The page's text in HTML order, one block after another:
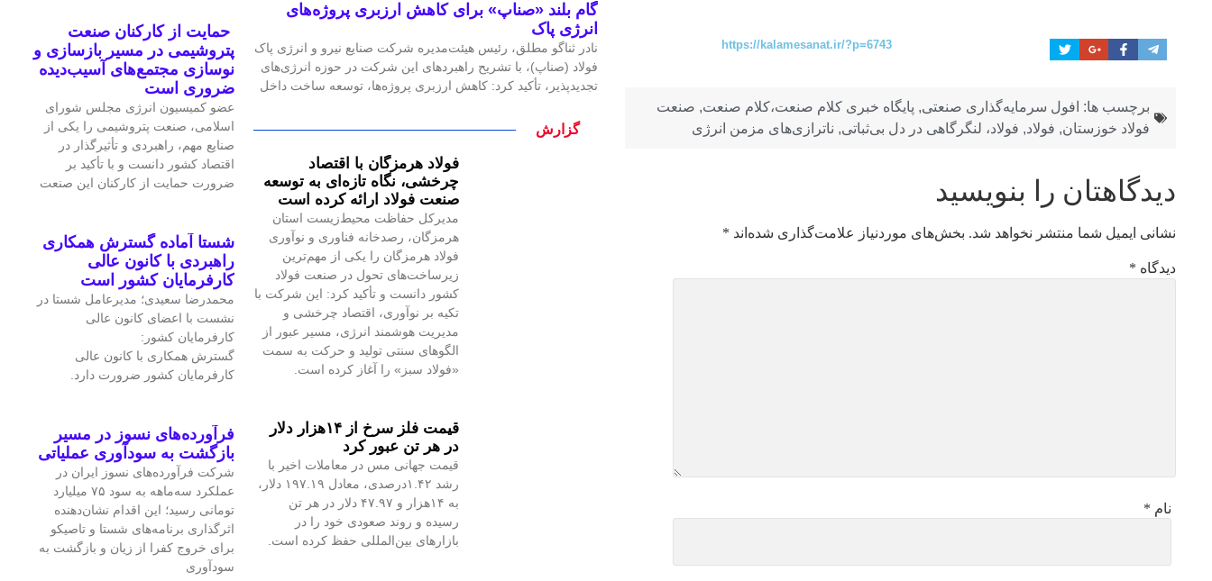
https://kalamesanat.ir/?p=6743
برچسب ها: افول سرمایه‌گذاری صنعتی, پایگاه خبری کلام صنعت،کلام صنعت, صنعت
فولاد خوزستان, فولاد, فولاد، لنگرگاهی در دل بی‌ثباتی, ناترازی‌های مزمن انرژی
دیدگاهتان را بنویسید
نشانی ایمیل شما منتشر نخواهد شد. بخش‌های موردنیاز علامت‌گذاری شده‌اند *
دیدگاه *
نام *
گام بلند «صناپ» برای کاهش ارزبری پروژه‌های
انرژی پاک
نادر ثناگو مطلق، رئیس هیئت‌مدیره شرکت صنایع نیرو و انرژی پاک
فولاد (صناپ)، با تشریح راهبردهای این شرکت در حوزه انرژی‌های
تجدیدپذیر، تأکید کرد: کاهش ارزبری پروژه‌ها، توسعه ساخت داخل
گزارش
فولاد هرمزگان با اقتصاد
چرخشی، نگاه تازه‌ای به توسعه
صنعت فولاد ارائه کرده است
مدیرکل حفاظت محیط‌زیست استان
هرمزگان، رصدخانه فناوری و نوآوری
فولاد هرمزگان را یکی از مهم‌ترین
زیرساخت‌های تحول در صنعت فولاد
کشور دانست و تأکید کرد: این شرکت با
تکیه بر نوآوری، اقتصاد چرخشی و
مدیریت هوشمند انرژی، مسیر عبور از
الگوهای سنتی تولید و حرکت به سمت
«فولاد سبز» را آغاز کرده است.
قیمت فلز سرخ از ۱۴هزار دلار
در هر تن عبور کرد
قیمت جهانی مس در معاملات اخیر با
رشد ۱.۴۲درصدی، معادل ۱۹۷.۱۹ دلار،
به ۱۴هزار و ۴۷.۹۷ دلار در هر تن
رسیده و روند صعودی خود را در
بازارهای بین‌المللی حفظ کرده است.
حمایت از کارکنان صنعت
پتروشیمی در مسیر بازسازی و
نوسازی مجتمع‌های آسیب‌دیده
ضروری است
عضو کمیسیون انرژی مجلس شورای
اسلامی، صنعت پتروشیمی را یکی از
صنایع مهم، راهبردی و تأثیرگذار در
اقتصاد کشور دانست و با تأکید بر
ضرورت حمایت از کارکنان این صنعت
شستا آماده گسترش همکاری
راهبردی با کانون عالی
کارفرمایان کشور است
محمدرضا سعیدی؛ مدیرعامل شستا در
نشست با اعضای کانون عالی
کارفرمایان کشور:
گسترش همکاری با کانون عالی
کارفرمایان کشور ضرورت دارد.
فرآورده‌های نسوز در مسیر
بازگشت به سودآوری عملیاتی
شرکت فرآورده‌های نسوز ایران در
عملکرد سه‌ماهه به سود ۷۵ میلیارد
تومانی رسید؛ این اقدام نشان‌دهنده
اثرگذاری برنامه‌های شستا و تاصیکو
برای خروج کفرا از زیان و بازگشت به
سودآوری